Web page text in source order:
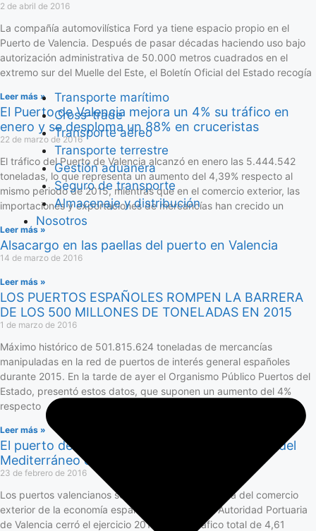
Transporte marítimo
Cross-trade
Transporte aéreo
Transporte terrestre
Gestión aduanera
Seguro de transporte
Almacenaje y distribución
Nosotros
2 de abril de 2016
La compañía automovilística Ford ya tiene espacio propio en el
Puerto de Valencia. Después de pasar décadas haciendo uso bajo
autorización administrativa de 50.000 metros cuadrados en el
extremo sur del Muelle del Este, el Boletín Oficial del Estado recogía
Leer más »
El Puerto de Valencia mejora un 4% su tráfico en
enero y se desploma un 88% en cruceristas
22 de marzo de 2016
El tráfico del Puerto de Valencia alcanzó en enero las 5.444.542
toneladas, lo que representa un aumento del 4,39% respecto al
mismo periodo de 2015, mientras que en el comercio exterior, las
importaciones y exportaciones de mercancías han crecido un
Leer más »
Alsacargo en las paellas del puerto en Valencia
14 de marzo de 2016
Leer más »
LOS PUERTOS ESPAÑOLES ROMPEN LA BARRERA
DE LOS 500 MILLONES DE TONELADAS EN 2015
1 de marzo de 2016
Máximo histórico de 501.815.624 toneladas de mercancías
manipuladas en la red de puertos de interés general españoles
durante 2015. En la tarde de ayer el Organismo Público Puertos del
Estado, presentó estos datos, que suponen un aumento del 4%
respecto
Leer más »
El puerto de Valencia se sitúa como el primero del
Mediterráneo en tráfico de contenedores
23 de febrero de 2016
Los puertos valencianos son la principal plataforma del comercio
exterior de la economía española. De hecho, la Autoridad Portuaria
de Valencia cerró el ejercicio 2015 con un tráfico total de 4,61